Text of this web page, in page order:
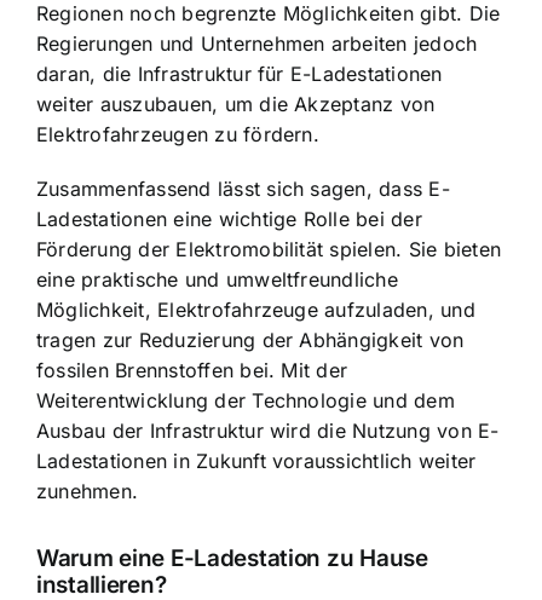
Regionen noch begrenzte Möglichkeiten gibt. Die
Regierungen und Unternehmen arbeiten jedoch
daran, die Infrastruktur für E-Ladestationen
weiter auszubauen, um die Akzeptanz von
Elektrofahrzeugen zu fördern.
Zusammenfassend lässt sich sagen, dass E-
Ladestationen eine wichtige Rolle bei der
Förderung der Elektromobilität spielen. Sie bieten
eine praktische und umweltfreundliche
Möglichkeit, Elektrofahrzeuge aufzuladen, und
tragen zur Reduzierung der Abhängigkeit von
fossilen Brennstoffen bei. Mit der
Weiterentwicklung der Technologie und dem
Ausbau der Infrastruktur wird die Nutzung von E-
Ladestationen in Zukunft voraussichtlich weiter
zunehmen.
Warum eine E-Ladestation zu Hause
installieren?